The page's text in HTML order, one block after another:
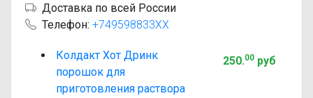
Доставка по всей России
Телефон: +749598833XX
Колдакт Хот Дринк
порошок для
приготовления раствора
250.00руб